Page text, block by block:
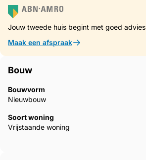
Jouw tweede huis begint met goed advies
Maak een afspraak
Bouw
Bouwvorm
Nieuwbouw
Soort woning
Vrijstaande woning